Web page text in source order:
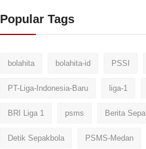
Popular Tags
bolahita bolahita-id PSSI
PT-Liga-Indonesia-Baru liga-1
BRI Liga 1 psms Berita
Detik Sepakbola PSMS-Medan